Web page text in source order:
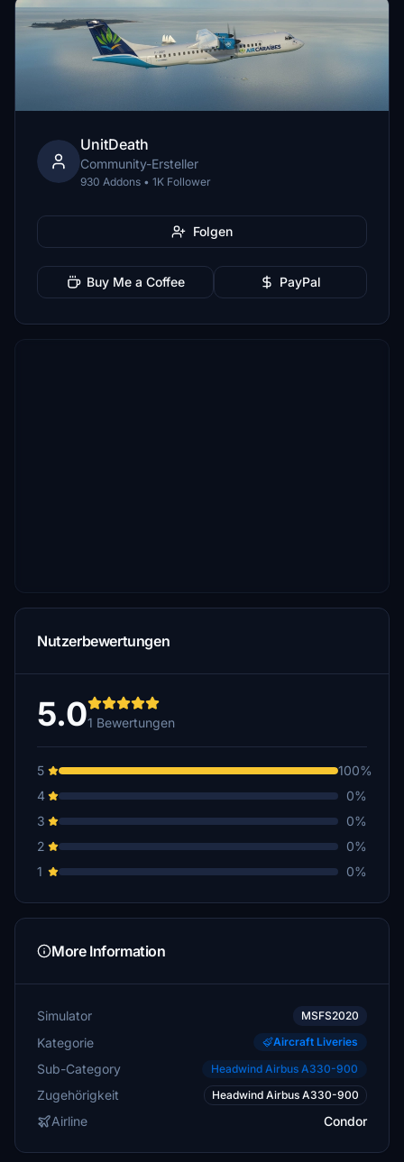
UnitDeath
Community-Ersteller
930 Addons • 1K Follower
Folgen
Buy Me a Coffee PayPal
Nutzerbewertungen
5.01 Bewertungen
5
100%
4
0%
3
0%
2
0%
1
0%
More Information
Simulator MSFS2020
Kategorie Aircraft Liveries
Sub-Category Headwind Airbus A330-900
Zugehörigkeit Headwind Airbus A330-900
Airline Condor